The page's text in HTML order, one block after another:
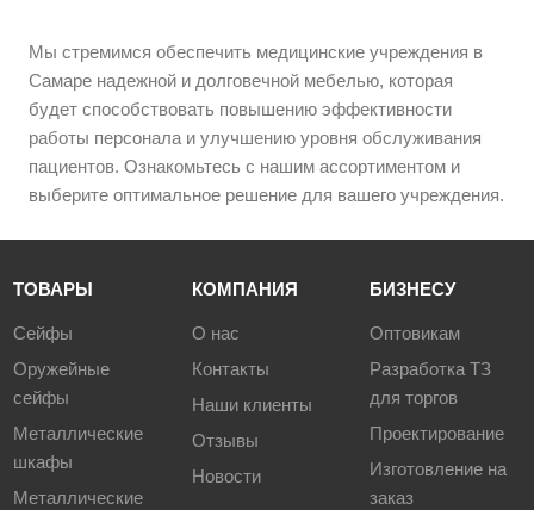
Мы стремимся обеспечить медицинские учреждения в
Самаре надежной и долговечной мебелью, которая
будет способствовать повышению эффективности
работы персонала и улучшению уровня обслуживания
пациентов. Ознакомьтесь с нашим ассортиментом и
выберите оптимальное решение для вашего учреждения.
ТОВАРЫ
Сейфы
Оружейные
сейфы
Металлические
шкафы
Металлические
КОМПАНИЯ
О нас
Контакты
Наши клиенты
Отзывы
Новости
БИЗНЕСУ
Оптовикам
Разработка ТЗ
для торгов
Проектирование
Изготовление на
заказ